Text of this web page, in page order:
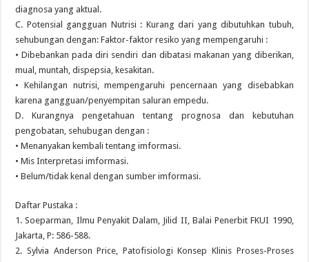
diagnosa yang aktual.
C. Potensial gangguan Nutrisi : Kurang dari yang dibutuhkan tubuh,
sehubungan dengan: Faktor-faktor resiko yang mempengaruhi :
• Dibebankan pada diri sendiri dan dibatasi makanan yang diberikan,
mual, muntah, dispepsia, kesakitan.
• Kehilangan nutrisi, mempengaruhi pencernaan yang disebabkan
karena gangguan/penyempitan saluran empedu.
D. Kurangnya pengetahuan tentang prognosa dan kebutuhan
pengobatan, sehubugan dengan :
• Menanyakan kembali tentang imformasi.
• Mis Interpretasi imformasi.
• Belum/tidak kenal dengan sumber imformasi.
Daftar Pustaka :
1. Soeparman, Ilmu Penyakit Dalam, Jilid II, Balai Penerbit FKUI 1990,
Jakarta, P: 586-588.
2. Sylvia Anderson Price, Patofisiologi Konsep Klinis Proses-Proses